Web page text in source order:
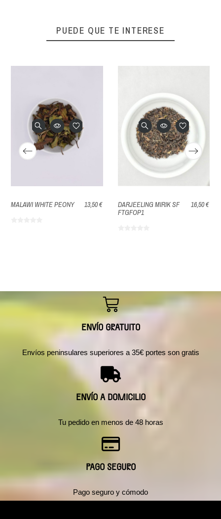
PUEDE QUE TE INTERESE
MALAWI WHITE PEONY 13,50 €
DARJEELING MIRIK SF
FTGFOP1
16,50 €
ENVÍO GRATUITO
Envíos peninsulares superiores a 35€ portes son gratis
ENVÍO A DOMICILIO
Tu pedido en menos de 48 horas
PAGO SEGURO
Pago seguro y cómodo